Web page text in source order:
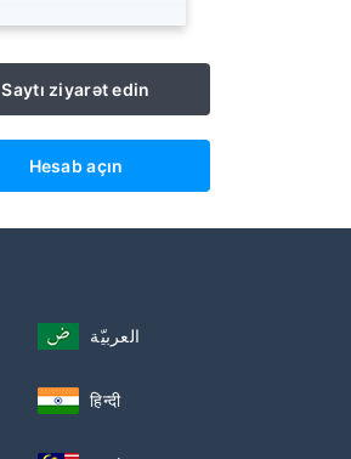
Saytı ziyarət edin
Hesab açın
العربيّة
हिन्दी